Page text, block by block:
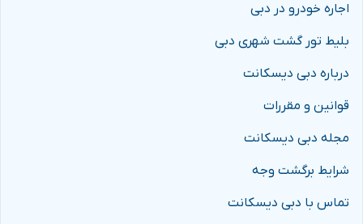
اجاره خودرو در دبی
بلیط تور گشت شهری دبی
درباره دبی دیسکانت
قوانین و مقررات
مجله دبی دیسکانت
شرایط برگشت وجه
تماس با دبی دیسکانت